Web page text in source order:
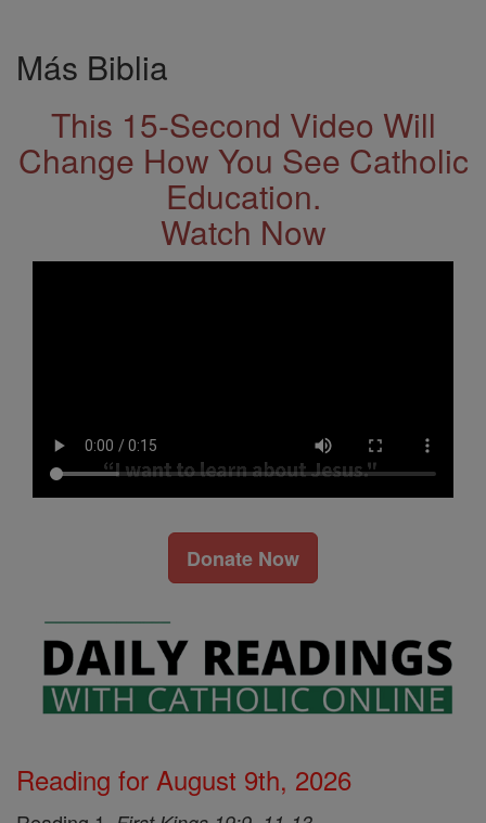
Más Biblia
This 15-Second Video Will
Change How You See Catholic
Education.
Watch Now
Donate Now
Reading for August 9th, 2026